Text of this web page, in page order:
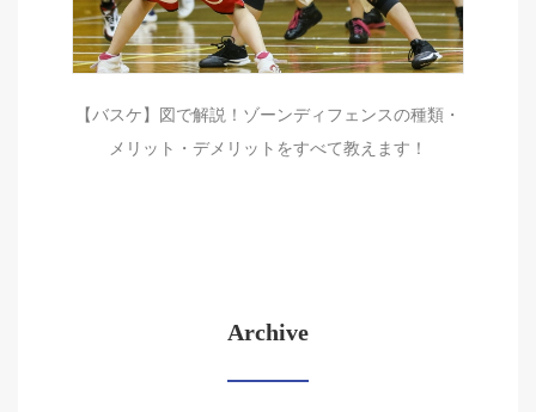
【バスケ】図で解説！ゾーンディフェンスの種類・
メリット・デメリットをすべて教えます！
Archive